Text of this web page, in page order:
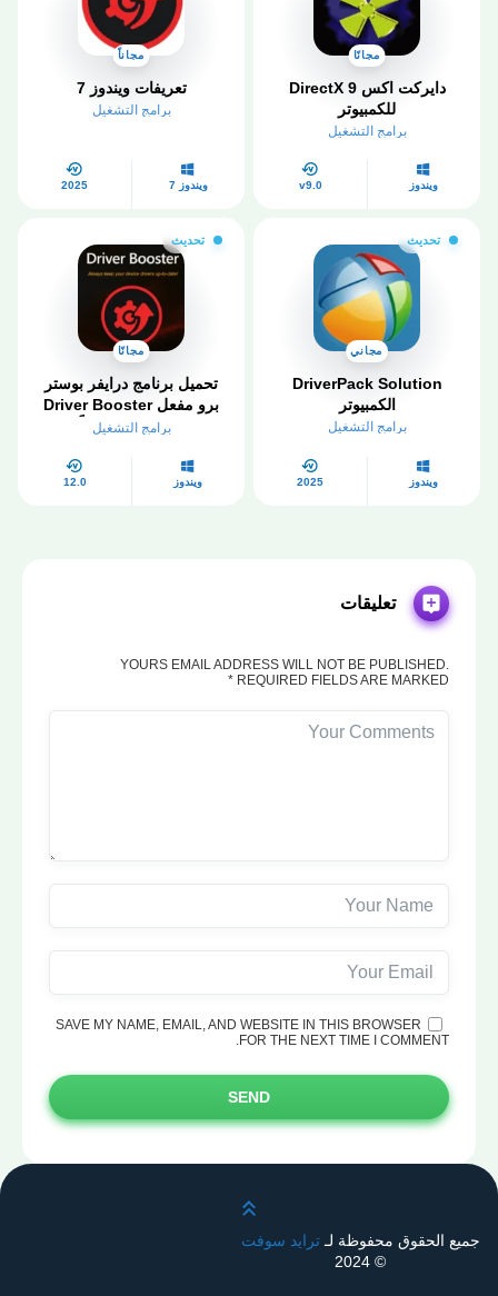
مجانًا
دايركت اكس 9​ DirectX
للكمبيوتر
برامج التشغيل
ويندوز v9.0
مجاناً
تعريفات ويندوز 7
برامج التشغيل
ويندوز 7 2025
تحديث
مجاني
DriverPack Solution
الكمبيوتر
برامج التشغيل
ويندوز 2025
تحديث
مجانًا
تحميل برنامج درايفر بوستر
برو مفعل Driver Booster
Pro 2026 مجاناً
برامج التشغيل
ويندوز 12.0
تعليقات
YOURS EMAIL ADDRESS WILL NOT BE PUBLISHED.
REQUIRED FIELDS ARE MARKED *
SAVE MY NAME, EMAIL, AND WEBSITE IN THIS BROWSER
FOR THE NEXT TIME I COMMENT.
SEND
قم بالتمرير لأعلى
جميع الحقوق محفوظة لـترايد سوفت
© 2024